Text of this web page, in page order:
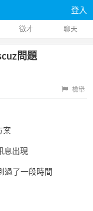
登入
徵才 聊天
問題
檢舉
案
息出現
過了一段時間